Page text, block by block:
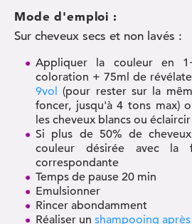
Mode d'emploi :
Sur cheveux secs et non lavés :
Appliquer la couleur en
coloration + 75ml de
9vol (pour rester sur la
foncer, jusqu'à 4 tons max)
les cheveux blancs ou
Si plus de 50% de
couleur désirée avec la
correspondante
Temps de pause 20 min
Emulsionner
Rincer abondamment
Réaliser un shampooing